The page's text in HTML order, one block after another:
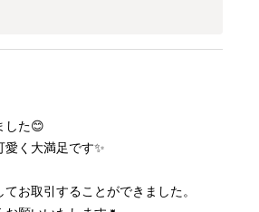
した😊
く大満足です✨
お取引することができました。